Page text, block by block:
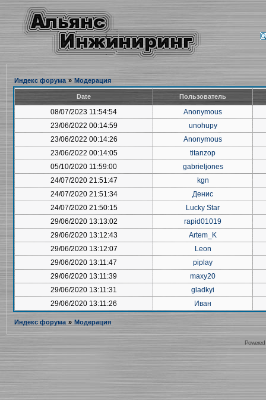
Индекс форума » Модерация
Date Пользователь
08/07/2023 11:54:54
Anonymous
23/06/2022 00:14:59
unohupy
23/06/2022 00:14:26
Anonymous
23/06/2022 00:14:05
titanzop
05/10/2020 11:59:00
gabrieljones
24/07/2020 21:51:47
kgn
24/07/2020 21:51:34
Денис
24/07/2020 21:50:15
Lucky Star
29/06/2020 13:13:02
rapid01019
29/06/2020 13:12:43
Artem_K
29/06/2020 13:12:07
Leon
29/06/2020 13:11:47
piplay
29/06/2020 13:11:39
maxy20
29/06/2020 13:11:31
gladkyi
29/06/2020 13:11:26
Иван
Индекс форума » Модерация